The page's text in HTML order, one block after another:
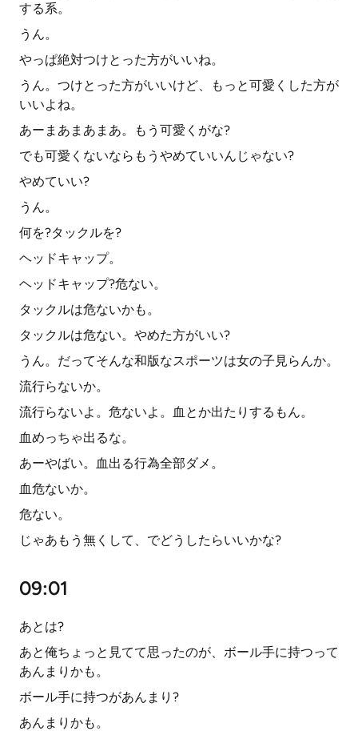
する系。
うん。
やっぱ絶対つけとった方がいいね。
うん。つけとった方がいいけど、もっと可愛くした方が
いいよね。
あーまあまあまあ。もう可愛くがな?
でも可愛くないならもうやめていいんじゃない?
やめていい?
うん。
何を?タックルを?
ヘッドキャップ。
ヘッドキャップ?危ない。
タックルは危ないかも。
タックルは危ない。やめた方がいい?
うん。だってそんな和版なスポーツは女の子見らんか。
流行らないか。
流行らないよ。危ないよ。血とか出たりするもん。
血めっちゃ出るな。
あーやばい。血出る行為全部ダメ。
血危ないか。
危ない。
じゃあもう無くして、でどうしたらいいかな?
09:01
あとは?
あと俺ちょっと見てて思ったのが、ボール手に持つって
あんまりかも。
ボール手に持つがあんまり?
あんまりかも。